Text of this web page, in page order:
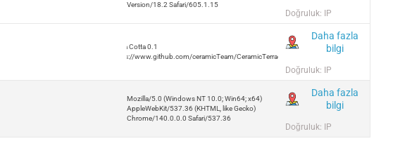
Version/18.2 Safari/605.1.15
Doğruluk: IP
Terra Cotta 0.1
https://www.github.com/ceramicTeam/CeramicTerracotta
Daha fazla
bilgi
Doğruluk: IP
Mozilla/5.0 (Windows NT 10.0; Win64; x64)
AppleWebKit/537.36 (KHTML, like Gecko)
Chrome/140.0.0.0 Safari/537.36
Daha fazla
bilgi
Doğruluk: IP